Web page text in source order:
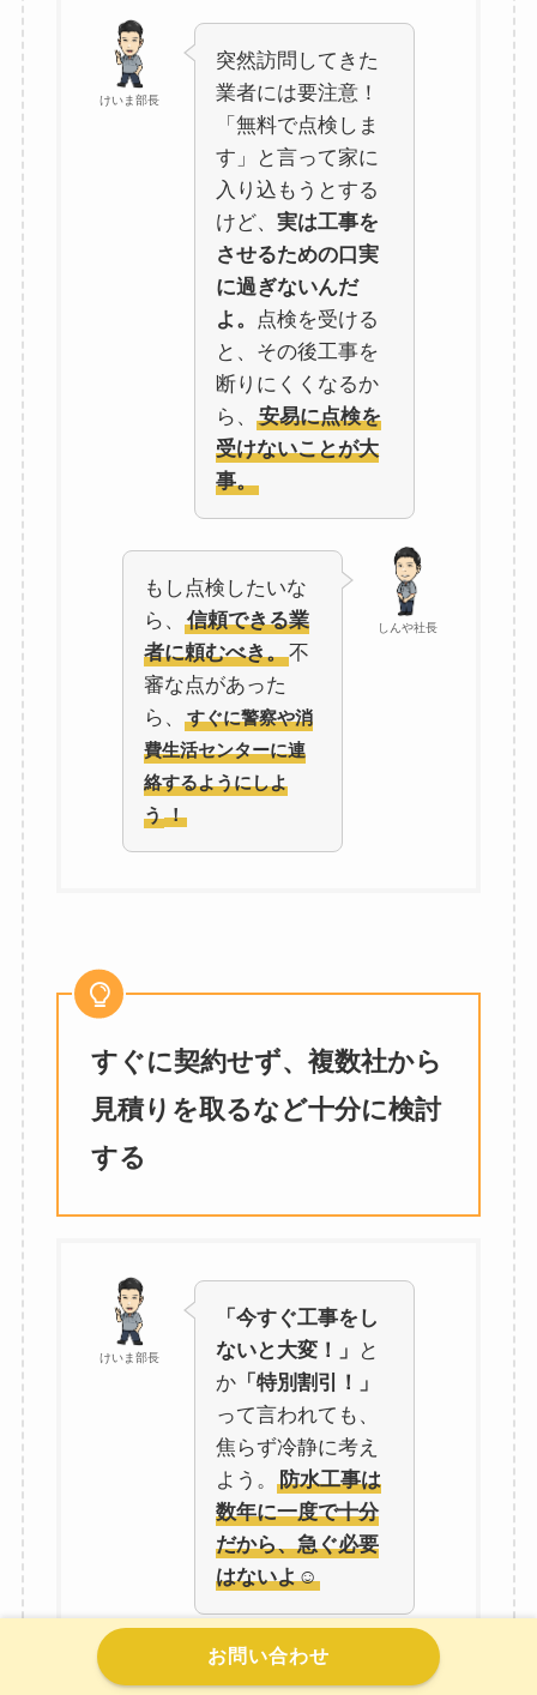
けいま部長
突然訪問してきた
業者には要注意！
「無料で点検しま
す」と言って家に
入り込もうとする
けど、 実は工事を
させるための口実
に過ぎないんだ
よ。
点検を受ける
と、その後工事を
断りにくくなるか
ら、
安易に点検を
受けないことが大
事。
しんや社長
もし点検したいな
ら、
信頼できる業
者に頼むべき。不
審な点があった
ら、
すぐに警察や消
費生活センターに連
絡するようにしよ
う ！
すぐに契約せず、複数社から
見積りを取るなど十分に検討
する
けいま部長
「今すぐ工事をし
ないと大変！」
と
か「特別割引！」
って言われても、
焦らず冷静に考え
よう。
防水工事は
数年に一度で十分
だから、急ぐ必要
はないよ☺️
特別割引も実は相
お問い合わせ